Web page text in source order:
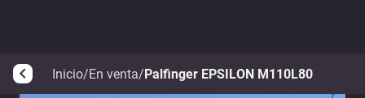
arrow_back_ios Inicio/En venta/Palfinger EPSILON M110L80